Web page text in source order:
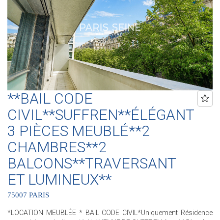
Agence Rennes/Saint-Germain - 83 rue de Rennes - PARIS 6
Agence Champ de Mars - 38 av. de La Motte-Picquet - Paris 7
(ACHAT - VENTE - LOCATION - GESTION - SUCCESSION -
ÉVALUATION OFFERTE SOUS 24 H).
**BAIL CODE
CIVIL**SUFFREN**ÉLÉGANT
3 PIÈCES MEUBLÉ**2
CHAMBRES**2
BALCONS**TRAVERSANT
ET LUMINEUX**
75007 PARIS
*LOCATION MEUBLÉE * BAIL CODE CIVIL*Uniquement Résidence